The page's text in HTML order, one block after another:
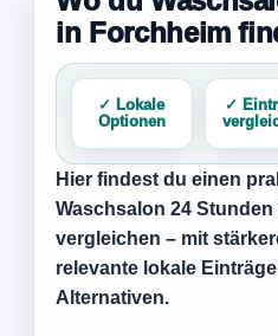
in Forchheim
✓ Lokale
Optionen
✓
Hier findest du einen
Waschsalon 24
vergleichen – mit
relevante lokale
Alternativen.